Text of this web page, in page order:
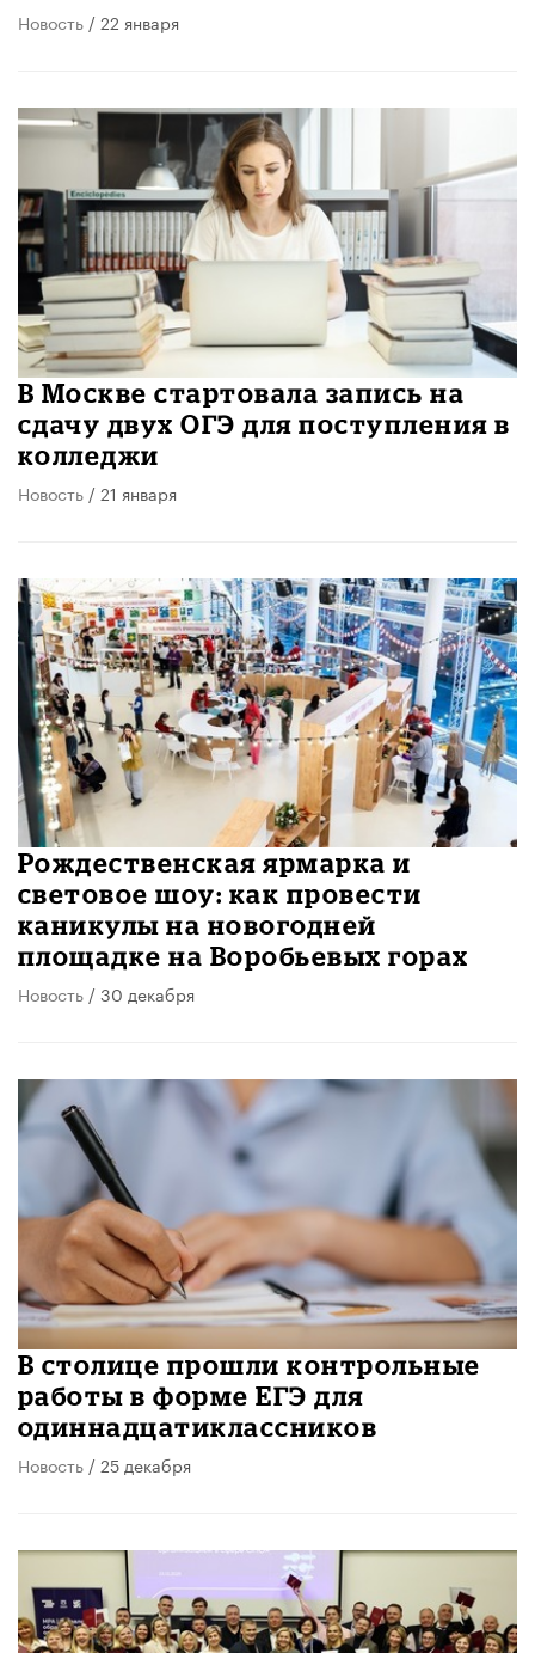
Новость / 22 января
В Москве стартовала запись на
сдачу двух ОГЭ для поступления в
колледжи
Новость / 21 января
Рождественская ярмарка и
световое шоу: как провести
каникулы на новогодней
площадке на Воробьевых горах
Новость / 30 декабря
В столице прошли контрольные
работы в форме ЕГЭ для
одиннадцатиклассников
Новость / 25 декабря